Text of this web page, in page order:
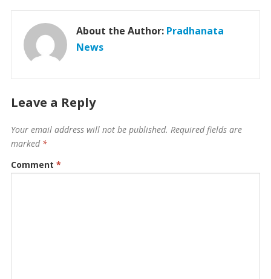
About the Author: Pradhanata
News
Leave a Reply
Your email address will not be published. Required fields are
marked *
Comment *